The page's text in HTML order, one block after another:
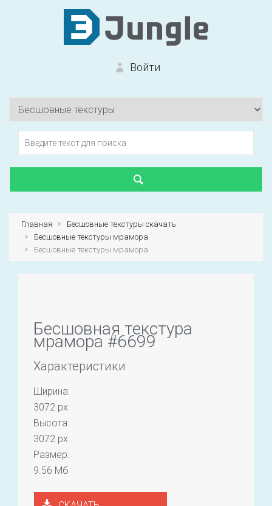
Войти
Вход на сайт
Первый раз? Зарегистрироваться
Главная
Бесшовные текстуры скачать
Бесшовные текстуры мрамора
Бесшовные текстуры мрамора
Бесшовная текстура
мрамора #6699
Характеристики
Ширина:
3072 px
Высота:
3072 px
Размер:
9.56 Мб